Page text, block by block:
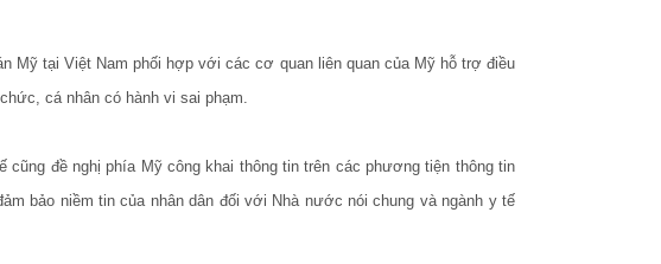
Mỹ tại Việt Nam phối hợp với các cơ quan liên quan của Mỹ hỗ trợ điều
cá nhân có hành vi sai phạm.
đề nghị phía Mỹ công khai thông tin trên các phương tiện thông tin
bảo niềm tin của nhân dân đối với Nhà nước nói chung và ngành y tế